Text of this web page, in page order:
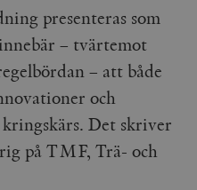
presenteras som
– tvärtemot
– att både
och
Det skriver
på TMF, Trä- och